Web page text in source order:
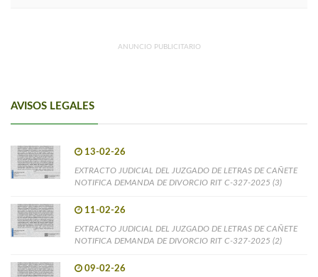
ANUNCIO PUBLICITARIO
AVISOS LEGALES
13-02-26
EXTRACTO JUDICIAL DEL JUZGADO DE LETRAS DE CAÑETE
NOTIFICA DEMANDA DE DIVORCIO RIT C-327-2025 (3)
11-02-26
EXTRACTO JUDICIAL DEL JUZGADO DE LETRAS DE CAÑETE
NOTIFICA DEMANDA DE DIVORCIO RIT C-327-2025 (2)
09-02-26